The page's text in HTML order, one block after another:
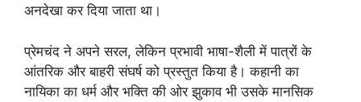
अनदेखा कर दिया जाता था।
प्रेमचंद ने अपने सरल, लेकिन प्रभावी भाषा-शैली में पात्रों के
आंतरिक और बाहरी संघर्ष को प्रस्तुत किया है। कहानी का
नायिका का धर्म और भक्ति की ओर झुकाव भी उसके मानसिक